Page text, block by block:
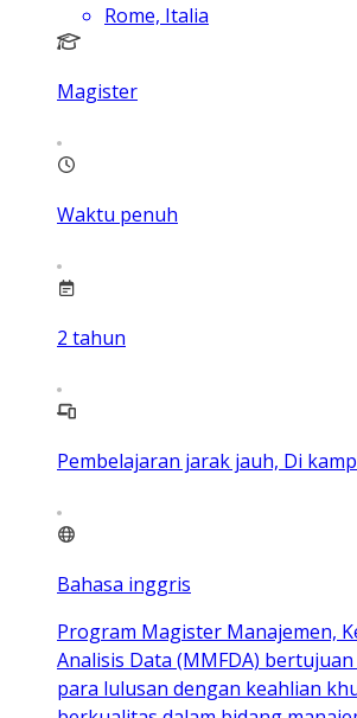
Rome, Italia
Magister
Waktu penuh
2 tahun
Pembelajaran jarak jauh, Di
Bahasa inggris
Program Magister Manajemen,
Analisis Data (MMFDA)
para lulusan dengan keahlian